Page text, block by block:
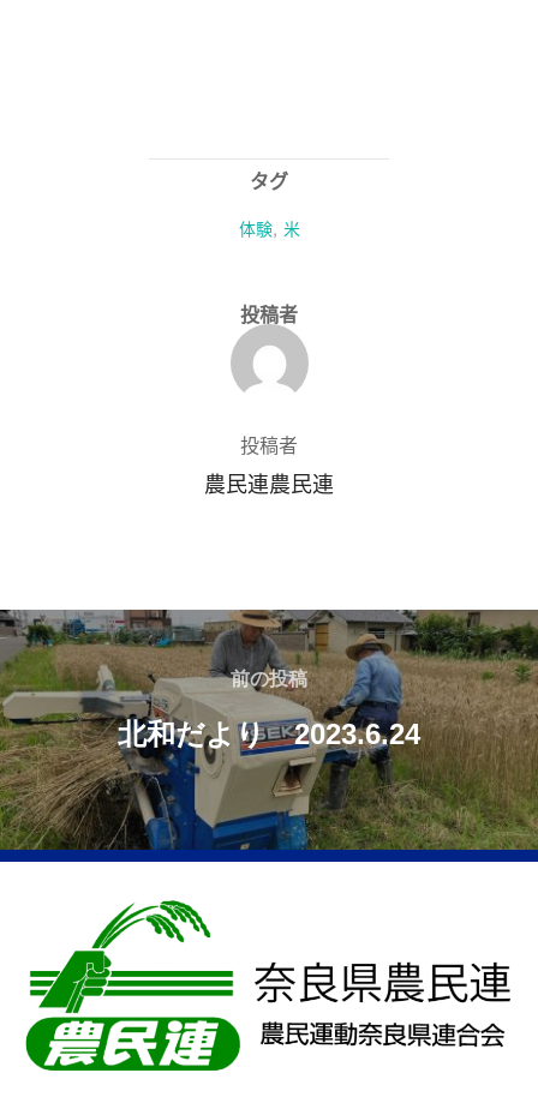
タグ
体験, 米
投稿者
投稿者
農民連農民連
投
稿
ナ
ビ
ゲ
前
投
稿
前の投稿
北和だより 2023.6.24